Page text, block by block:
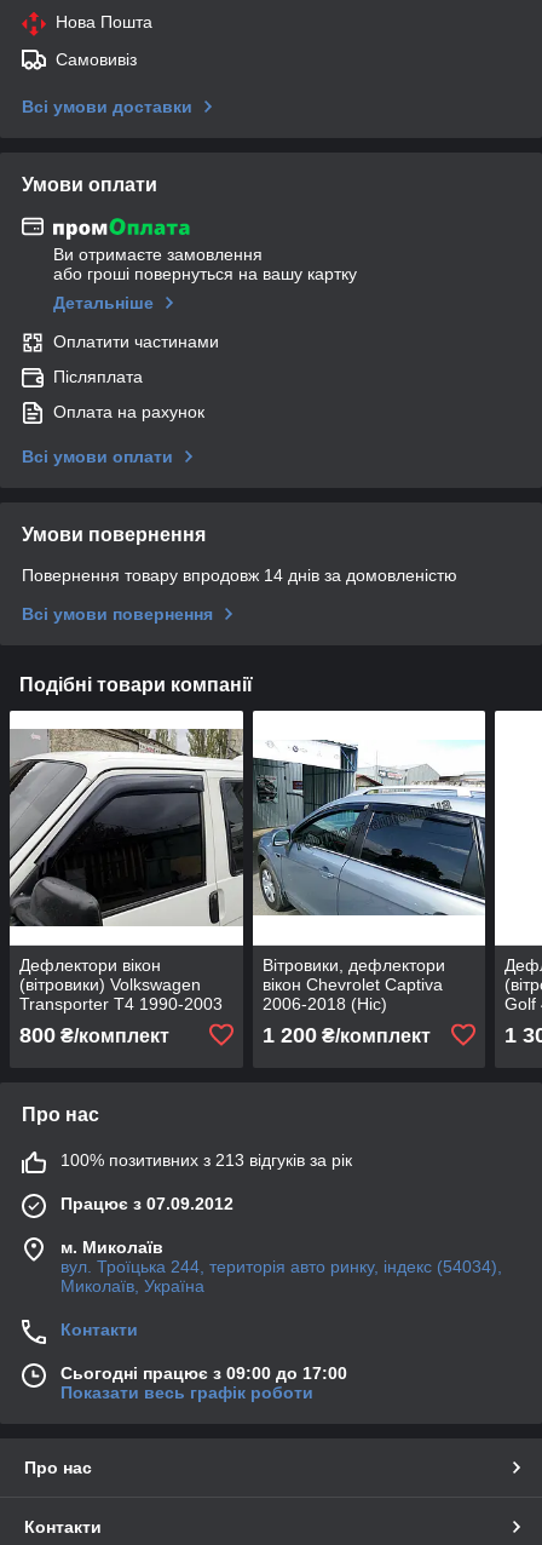
Нова Пошта
Самовивіз
Всі умови доставки
Умови оплати
Ви отримаєте замовлення
або гроші повернуться на вашу картку
Детальніше
Оплатити частинами
Післяплата
Оплата на рахунок
Всі умови оплати
Умови повернення
Повернення товару впродовж 14 днів за домовленістю
Всі умови повернення
Подібні товари компанії
Дефлектори вікон
(вітровики) Volkswagen
Transporter T4 1990-2003
800 ₴/комплект
Вітровики, дефлектори
вікон Chevrolet Captiva
2006-2018 (Hic)
1 200₴/комплект
Golf
1
Про нас
100% позитивних з 213 відгуків за рік
Працює з 07.09.2012
м. Миколаїв
вул. Троїцька 244, територія авто ринку, індекс (54034),
Миколаїв, Україна
Контакти
Сьогодні працює з 09:00 до 17:00
Показати весь графік роботи
Про нас
Контакти